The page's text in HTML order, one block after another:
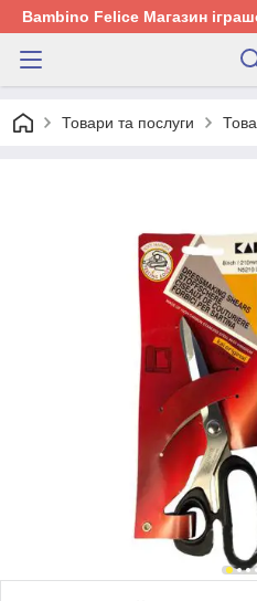
Bambino Felice Магазин
Товари та послуги